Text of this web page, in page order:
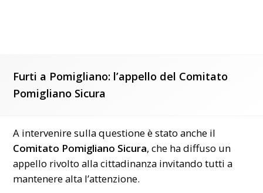
Furti a Pomigliano: l’appello del Comitato
Pomigliano Sicura
A intervenire sulla questione è stato anche il
Comitato Pomigliano Sicura, che ha diffuso un
appello rivolto alla cittadinanza invitando tutti a
mantenere alta l’attenzione.